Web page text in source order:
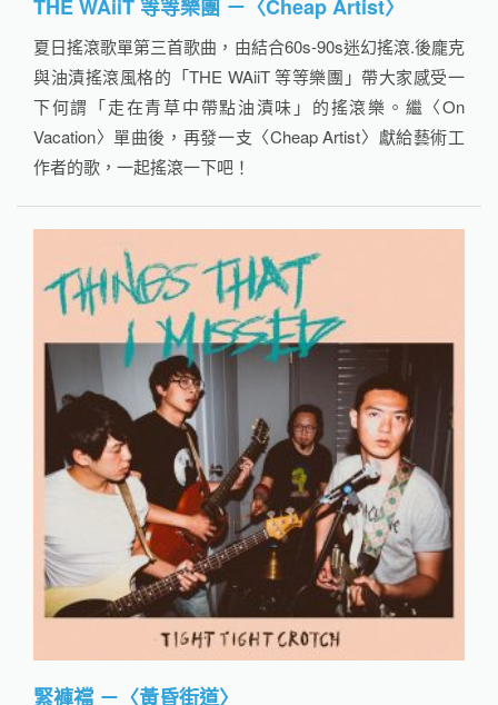
THE WAiiT 等等樂團 －〈Cheap Artist〉
夏日搖滾歌單第三首歌曲，由結合60s-90s迷幻搖滾.後龐克
與油漬搖滾風格的「THE WAiiT 等等樂團」帶大家感受一
下何謂「走在青草中帶點油漬味」的搖滾樂。繼〈On
Vacation〉單曲後，再發一支〈Cheap Artist〉獻給藝術工
作者的歌，一起搖滾一下吧！
緊褲襠 －〈黃昏街道〉